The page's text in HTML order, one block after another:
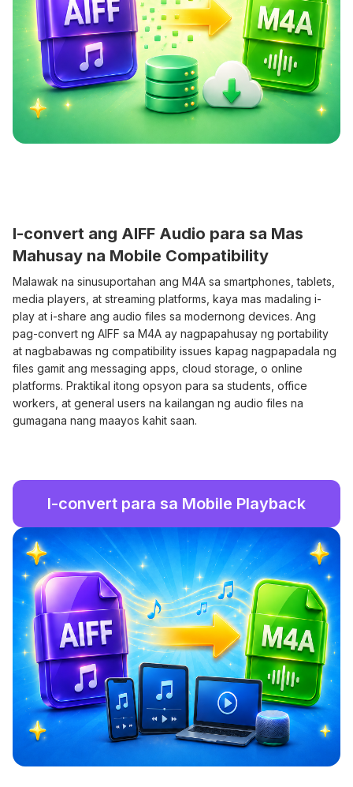
I-convert ang AIFF Audio para sa Mas
Mahusay na Mobile Compatibility
Malawak na sinusuportahan ang M4A sa smartphones, tablets,
media players, at streaming platforms, kaya mas madaling i-
play at i-share ang audio files sa modernong devices. Ang
pag-convert ng AIFF sa M4A ay nagpapahusay ng portability
at nagbabawas ng compatibility issues kapag nagpapadala ng
files gamit ang messaging apps, cloud storage, o online
platforms. Praktikal itong opsyon para sa students, office
workers, at general users na kailangan ng audio files na
gumagana nang maayos kahit saan.
I-convert para sa Mobile Playback